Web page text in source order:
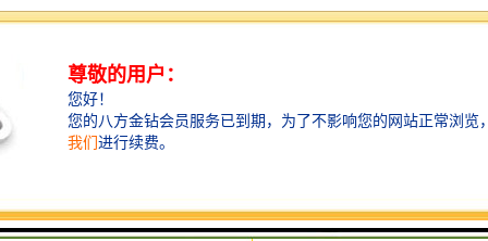
拉绳开关应安装在输送机两边具有检修通道的地方，安
装位置应确保检修人员在紧急情况下操作方便。
1、将拉绳开关固定在机架上。
3、为减小钢丝绳自重对开关启动的影响，每隔3m在机